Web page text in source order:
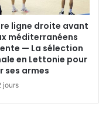
ligne droite avant
méditerranéens
— La sélection
en Lettonie pour
ses armes
jours